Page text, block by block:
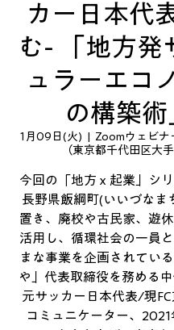
カー日本代
む- 「地方発
ュラーエコ
の構築術
1月09日(火)
Zoomウェビナ
（東京都千代田区大手
今回の「地方ｘ起業」シリ
長野県飯綱町(いいづなま
置き、廃校や古民家、遊
活用し、循環社会の一員
まな事業を企画されてい
や」代表取締役を務める
元サッカー日本代表/現
コミュニケーター、2021